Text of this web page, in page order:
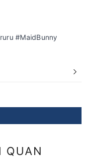
#MaidBunny
QUAN